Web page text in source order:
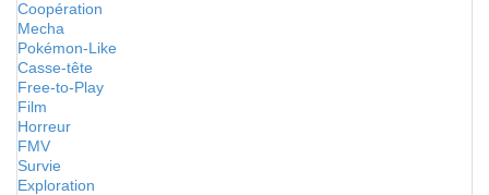
Coopération
Mecha
Pokémon-Like
Casse-tête
Free-to-Play
Film
Horreur
FMV
Survie
Exploration